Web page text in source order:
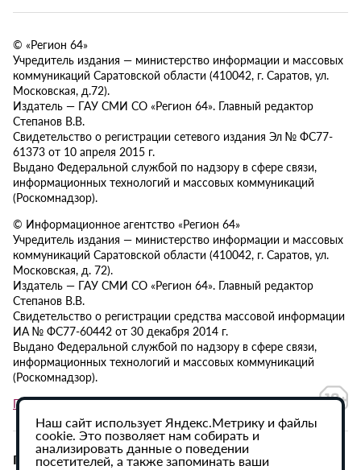
© «Регион 64»
Учредитель издания — министерство информации и массовых
коммуникаций Саратовской области (410042, г. Саратов, ул.
Московская, д.72).
Издатель — ГАУ СМИ СО «Регион 64». Главный редактор
Степанов В.В.
Свидетельство о регистрации сетевого издания Эл № ФС77-
61373 от 10 апреля 2015 г.
Выдано Федеральной службой по надзору в сфере связи,
информационных технологий и массовых коммуникаций
(Роскомнадзор).
© Информационное агентство «Регион 64»
Учредитель издания — министерство информации и массовых
коммуникаций Саратовской области (410042, г. Саратов, ул.
Московская, д. 72).
Издатель — ГАУ СМИ СО «Регион 64». Главный редактор
Степанов В.В.
Свидетельство о регистрации средства массовой информации
ИА № ФС77-60442 от 30 декабря 2014 г.
Выдано Федеральной службой по надзору в сфере связи,
информационных технологий и массовых коммуникаций
(Роскомнадзор).
Политика в отношении обработки персональных данных
При использовании материалов сайта активная
Наш сайт использует Яндекс.Метрику и файлы
cookie. Это позволяет нам собирать и
анализировать данные о поведении
посетителей, а также запоминать ваши